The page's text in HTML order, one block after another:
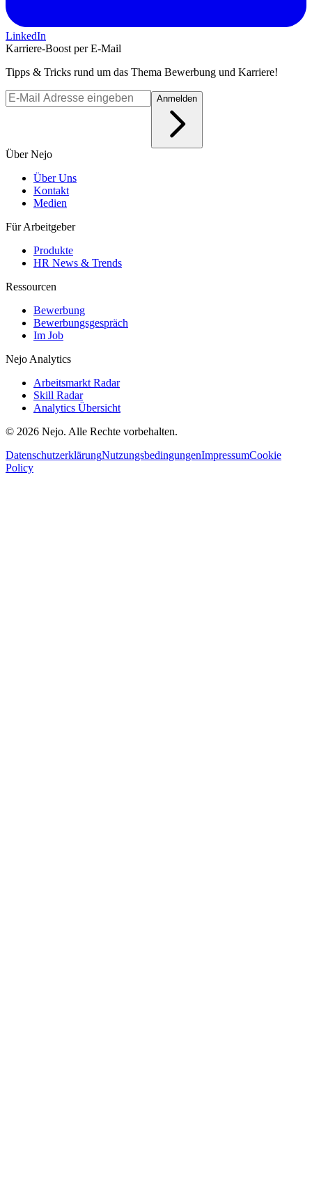
LinkedIn
Karriere-Boost per E-Mail
Tipps & Tricks rund um das Thema Bewerbung und Karriere!
Anmelden
Über Nejo
Über Uns
Kontakt
Medien
Für Arbeitgeber
Produkte
HR News & Trends
Ressourcen
Bewerbung
Bewerbungsgespräch
Im Job
Nejo Analytics
Arbeitsmarkt Radar
Skill Radar
Analytics Übersicht
© 2026 Nejo. Alle Rechte vorbehalten.
DatenschutzerklärungNutzungsbedingungenImpressumCookie
Policy